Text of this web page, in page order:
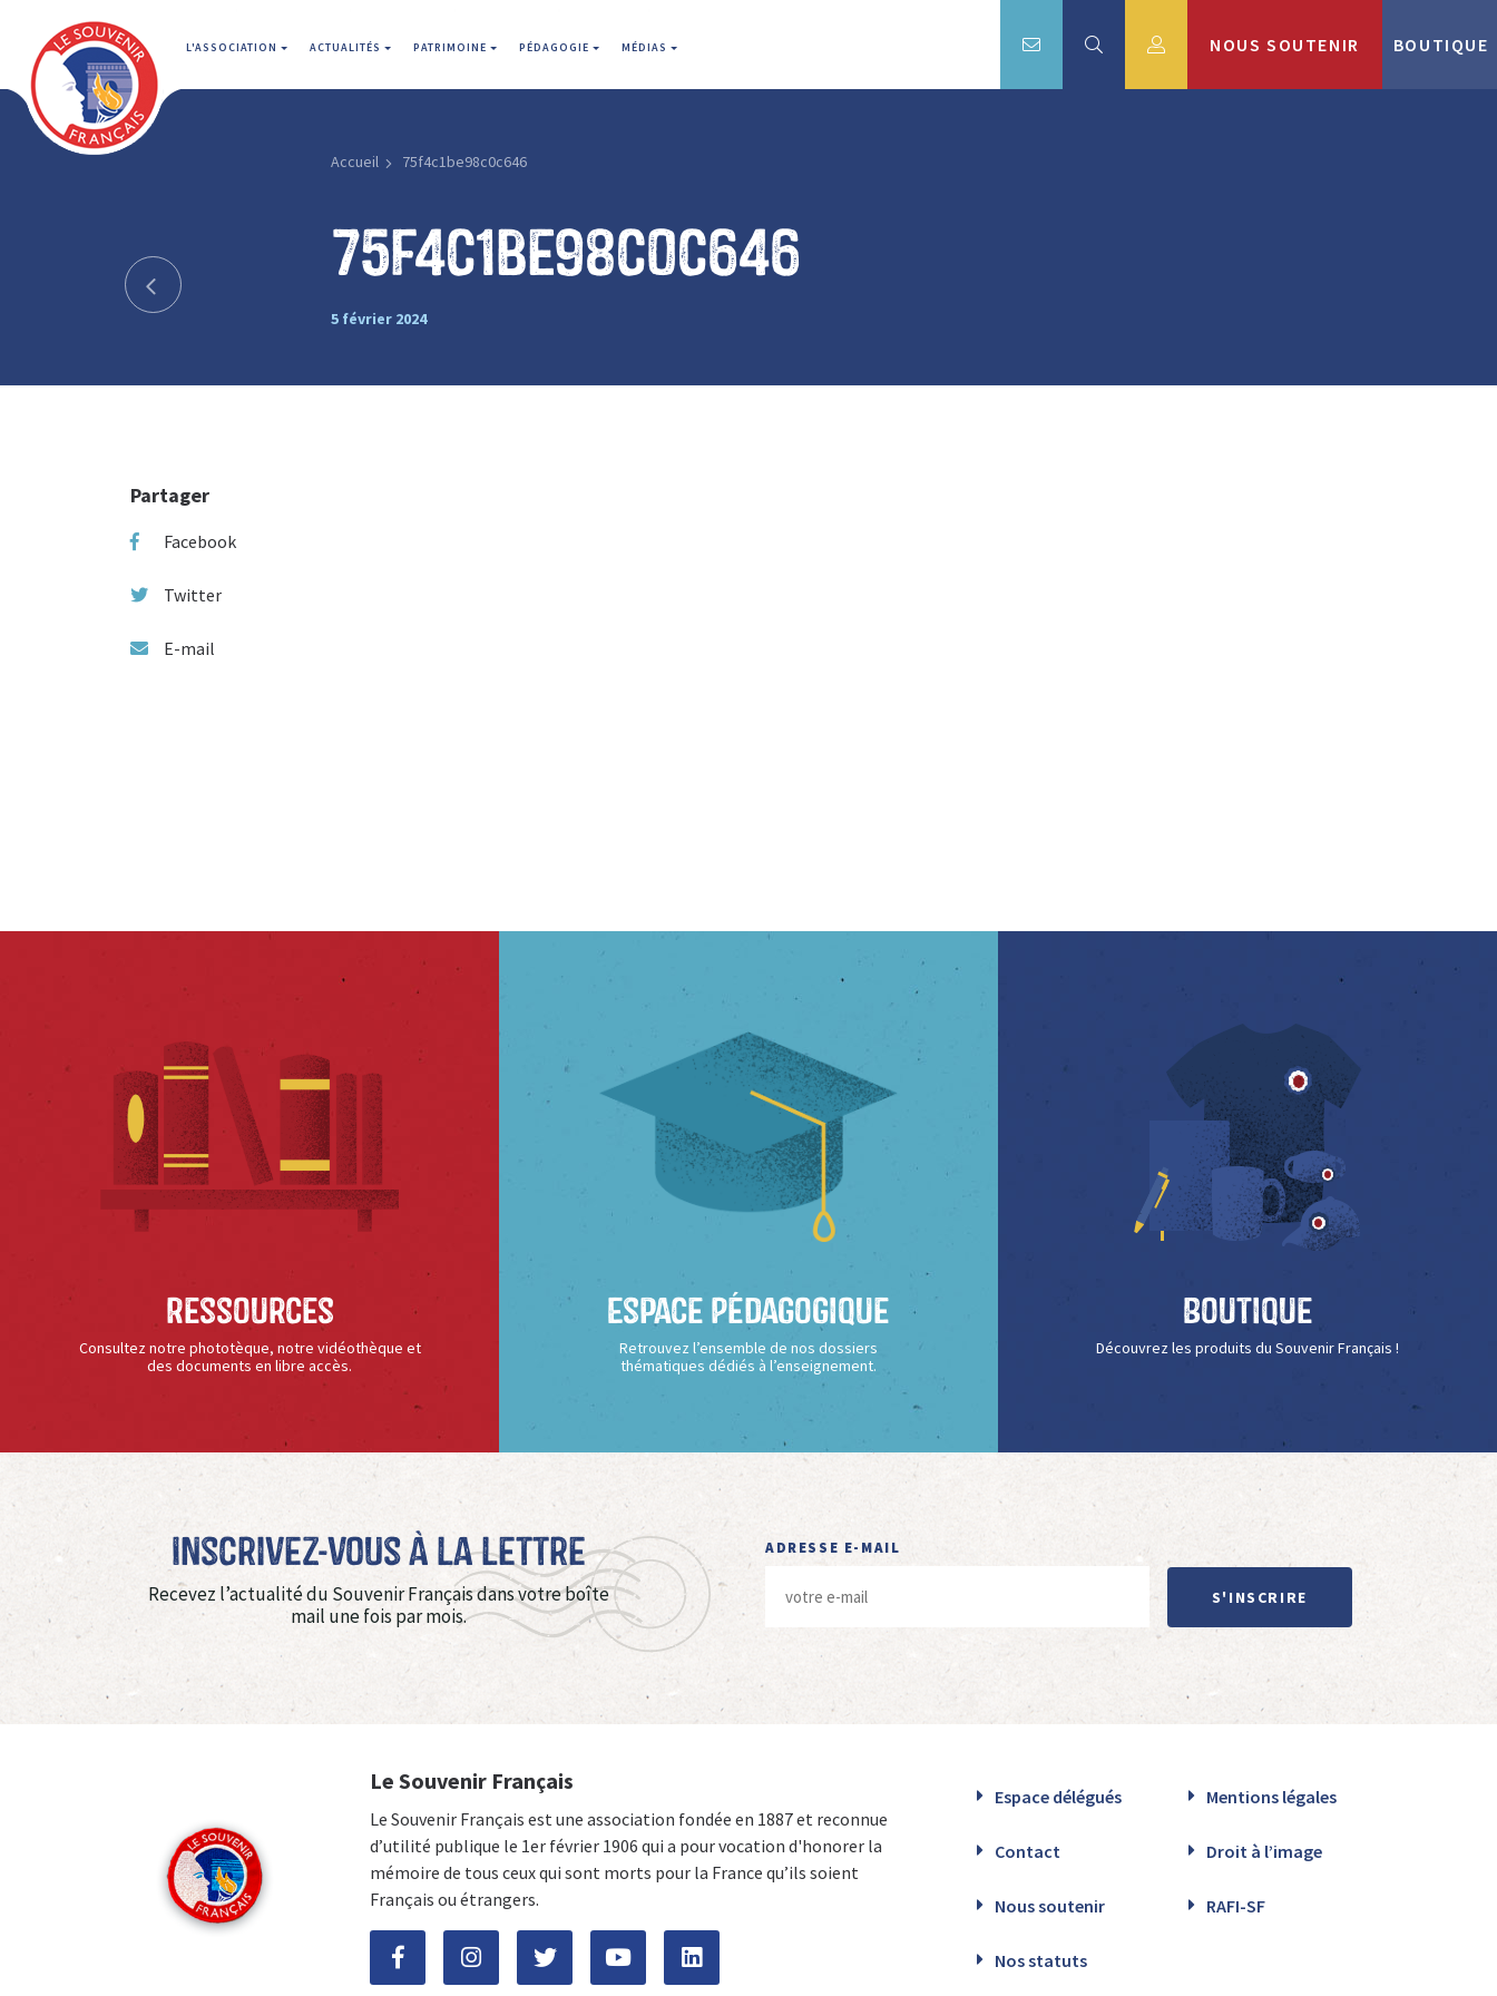
L'ASSOCIATION ACTUALITÉS PATRIMOINE PÉDAGOGIE MÉDIAS NOUS SOUTENIR BOUTIQUE
Accueil 75f4c1be98c0c646
75f4c1be98c0c646
5 février 2024
Partager
Facebook
Twitter
E-mail
Ressources
Consultez notre phototèque, notre vidéothèque et
des documents en libre accès.
Espace Pédagogique
Retrouvez l’ensemble de nos dossiers
thématiques dédiés à l’enseignement.
Boutique
Découvrez les produits du Souvenir Français !
Inscrivez-vous à La Lettre
Recevez l’actualité du Souvenir Français dans votre boîte
mail une fois par mois.
ADRESSE E-MAIL
S'INSCRIRE
Le Souvenir Français
Le Souvenir Français est une association fondée en 1887 et reconnue
d’utilité publique le 1er février 1906 qui a pour vocation d'honorer la
mémoire de tous ceux qui sont morts pour la France qu’ils soient
Français ou étrangers.
Espace délégués Mentions légales
Contact Droit à l’image
Nous soutenir RAFI-SF
Nos statuts